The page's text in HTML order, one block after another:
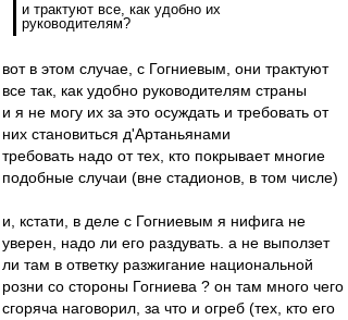
и трактуют все, как удобно их
руководителям?
вот в этом случае, с Гогниевым, они трактуют
все так, как удобно руководителям страны
и я не могу их за это осуждать и требовать от
них становиться д'Артаньянами
требовать надо от тех, кто покрывает многие
подобные случаи (вне стадионов, в том числе)
и, кстати, в деле с Гогниевым я нифига не
уверен, надо ли его раздувать. а не выползет
ли там в ответку разжигание национальной
розни со стороны Гогниева ? он там много чего
сгоряча наговорил, за что и огреб (тех, кто его